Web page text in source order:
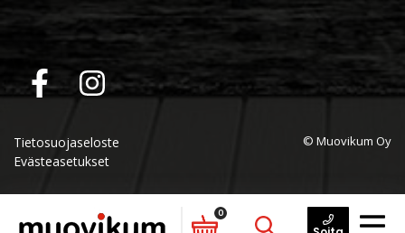
0
Tietosuojaseloste
Evästeasetukset
© Muovikum Oy